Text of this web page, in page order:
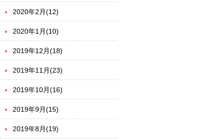
2020年2月(12)
2020年1月(10)
2019年12月(18)
2019年11月(23)
2019年10月(16)
2019年9月(15)
2019年8月(19)